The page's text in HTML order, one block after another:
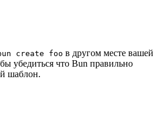
create foo в другом месте вашей
убедиться что Bun правильно
шаблон.